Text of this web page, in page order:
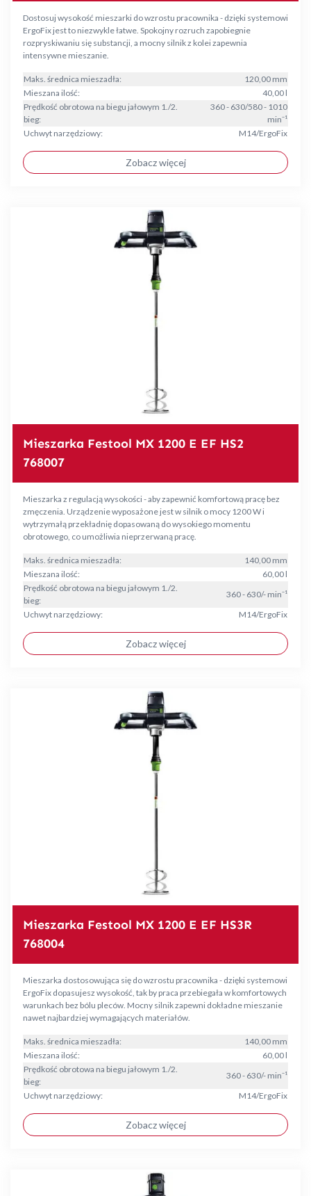
Dostosuj wysokość mieszarki do wzrostu pracownika - dzięki systemowi
ErgoFix jest to niezwykle łatwe. Spokojny rozruch zapobiegnie
rozpryskiwaniu się substancji, a mocny silnik z kolei zapewnia
intensywne mieszanie.
Maks. średnica mieszadła:
120,00 mm
Mieszana ilość:
40,00 l
Prędkość obrotowa na biegu jałowym 1./2.
bieg:
360 - 630/580 - 1010
min⁻¹
Uchwyt narzędziowy:
M14/ErgoFix
Zobacz więcej
Mieszarka Festool MX 1200 E EF HS2
768007
Mieszarka z regulacją wysokości - aby zapewnić komfortową pracę bez
zmęczenia. Urządzenie wyposażone jest w silnik o mocy 1200 W i
wytrzymałą przekładnię dopasowaną do wysokiego momentu
obrotowego, co umożliwia nieprzerwaną pracę.
Maks. średnica mieszadła:
140,00 mm
Mieszana ilość:
60,00 l
Prędkość obrotowa na biegu jałowym 1./2.
bieg:
360 - 630/- min⁻¹
Uchwyt narzędziowy:
M14/ErgoFix
Zobacz więcej
Mieszarka Festool MX 1200 E EF HS3R
768004
Mieszarka dostosowująca się do wzrostu pracownika - dzięki systemowi
ErgoFix dopasujesz wysokość, tak by praca przebiegała w komfortowych
warunkach bez bólu pleców. Mocny silnik zapewni dokładne mieszanie
nawet najbardziej wymagających materiałów.
Maks. średnica mieszadła:
140,00 mm
Mieszana ilość:
60,00 l
Prędkość obrotowa na biegu jałowym 1./2.
bieg:
360 - 630/- min⁻¹
Uchwyt narzędziowy:
M14/ErgoFix
Zobacz więcej